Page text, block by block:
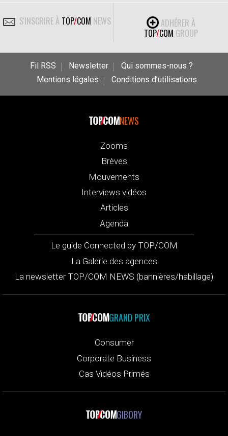
S'INSCRIRE À TOP/COM NEWS
ADHÉRER À
TOP/COM GROUP
Fil RSS Newsletter
Qui sommes-nous ?
Mentions légales
Conditions d’utilisations
NEWS
Zooms
Brèves
Mouvements
Interviews vidéos
Articles
Agenda
Le guide Connected by TOP/COM
La Galerie des agences
La newsletter TOP/COM NEWS (bannières/habillage)
GRAND PRIX
Consumer
Corporate Business
Cas Vidéos Primés
GIBORY